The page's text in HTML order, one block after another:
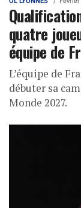
quatre
équipe de
L’équipe de
débuter sa
Monde 2027.